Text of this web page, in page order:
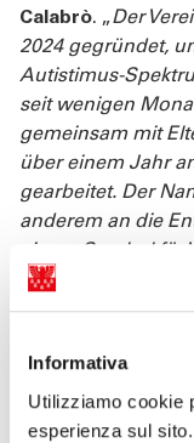
Informativa
Utilizziamo cookie
esperienza sul
Calabrò. „Der
2024 gegründet,
Autistimus-
seit wenigen
gemeinsam mit
über einem Jahr
gearbeitet. Der
anderem an die
einem Symbol für
Engagement“
Louvier, die einen
hinzufügt: „Mit
Behebungen am
möchten wir ein